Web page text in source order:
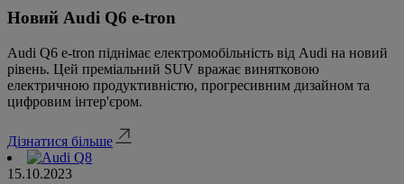
Новий Audi Q6 e-tron
Audi Q6 e-tron піднімає електромобільність від Audi на новий
рівень. Цей преміальний SUV вражає винятковою
електричною продуктивністю, прогресивним дизайном та
цифровим інтер'єром.
Дізнатися більше
15.10.2023